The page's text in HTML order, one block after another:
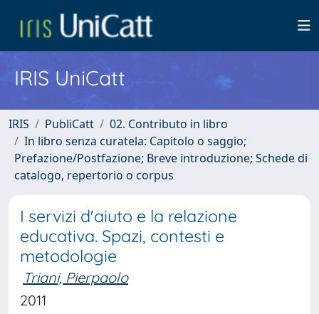
IRIS UniCatt
IRIS PubliCatt
02. Contributo in libro
In libro senza curatela: Capitolo o saggio;
Prefazione/Postfazione; Breve introduzione; Schede di
catalogo, repertorio o corpus
I servizi d'aiuto e la relazione
educativa. Spazi, contesti e
metodologie
Triani, Pierpaolo
2011